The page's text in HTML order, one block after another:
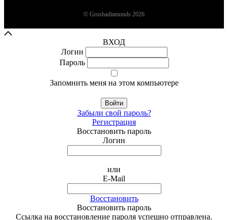
© Grushadiamonds 2026
ВХОД
Логин
Пароль
Запомнить меня на этом компьютере
Войти
Забыли свой пароль?
Регистрация
Восстановить пароль
Логин
или
E-Mail
Восстановить
Восстановить пароль
Ссылка на восстановление пароля успешно отправлена.